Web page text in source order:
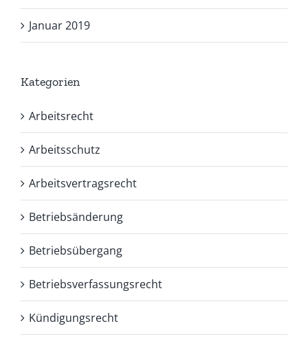
Januar 2019
Kategorien
Arbeitsrecht
Arbeitsschutz
Arbeitsvertragsrecht
Betriebsänderung
Betriebsübergang
Betriebsverfassungsrecht
Kündigungsrecht